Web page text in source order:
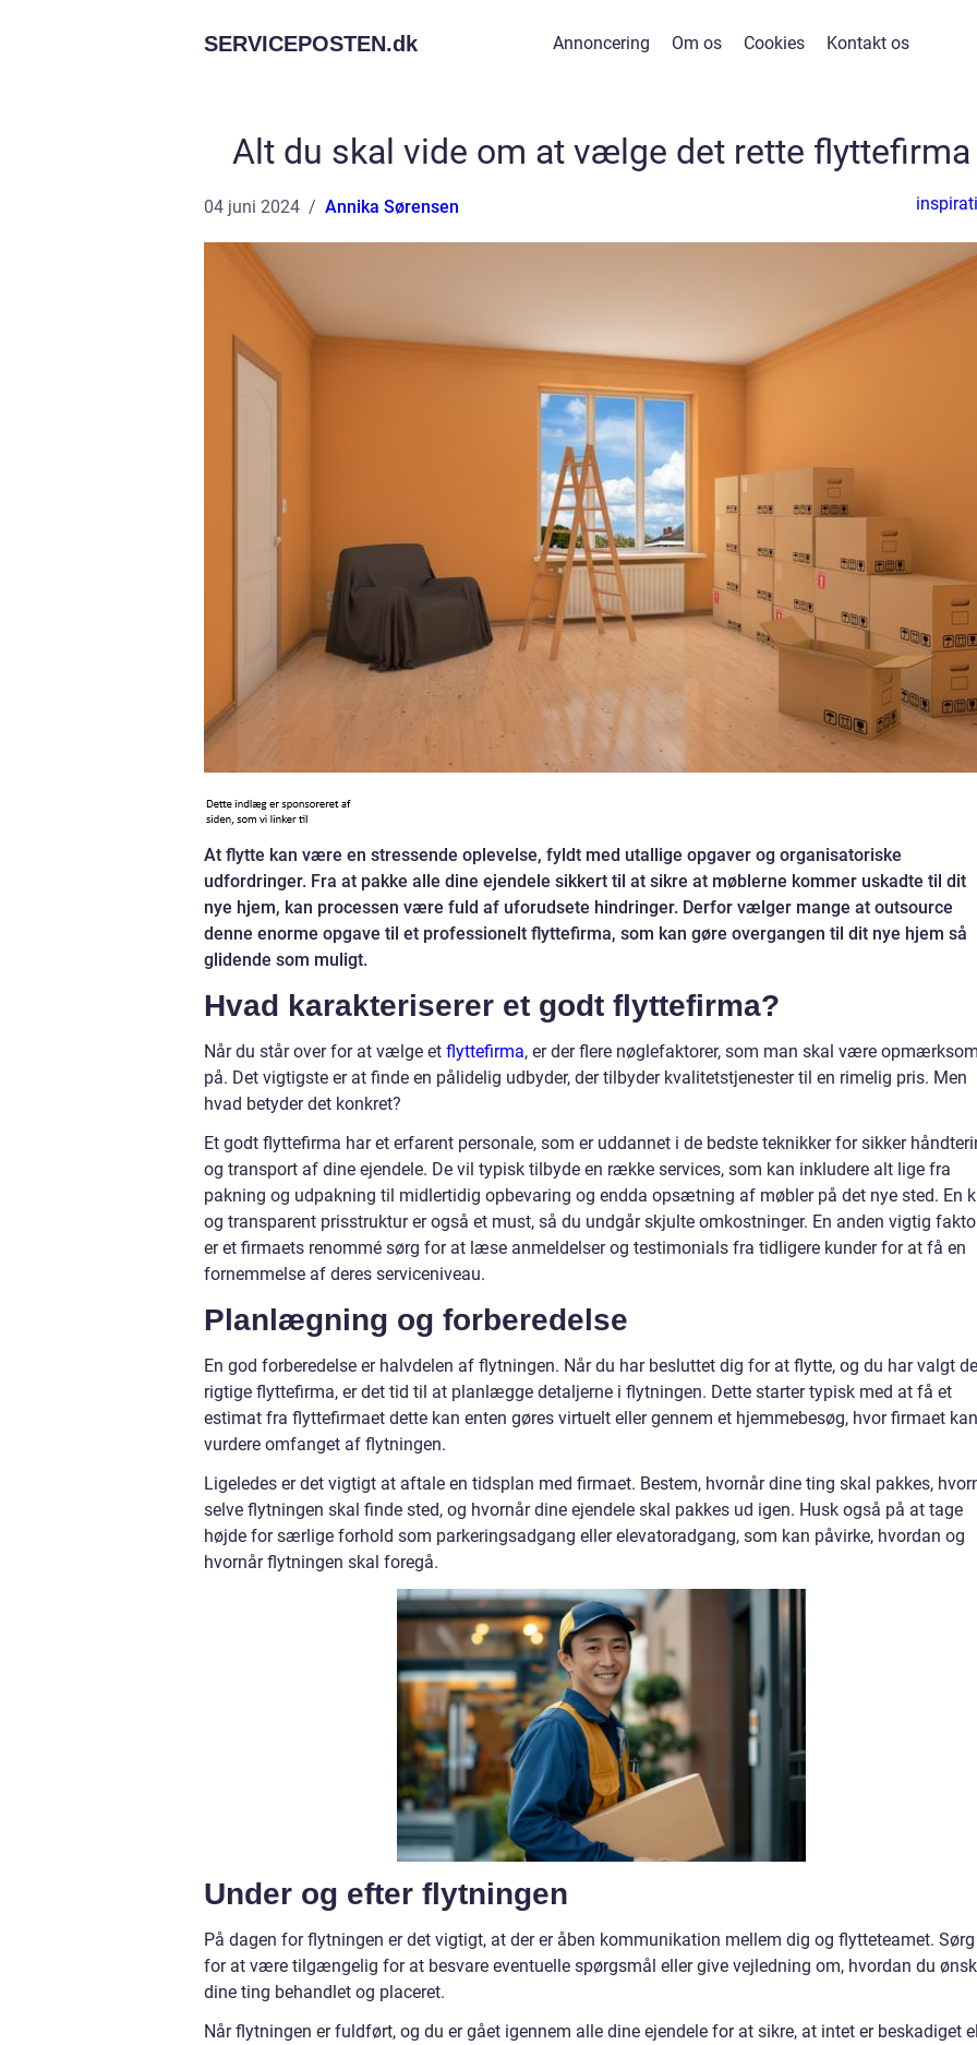
SERVICEPOSTEN.dk Annoncering Om os Cookies Kontakt os
Alt du skal vide om at vælge det rette flyttefirma
04 juni 2024 Annika Sørensen
At flytte kan være en stressende oplevelse, fyldt med utallige opgaver og organisatoriske
udfordringer. Fra at pakke alle dine ejendele sikkert til at sikre at møblerne kommer uskadte til dit
nye hjem, kan processen være fuld af uforudsete hindringer. Derfor vælger mange at outsource
denne enorme opgave til et professionelt flyttefirma, som kan gøre overgangen til dit nye hjem så
glidende som muligt.
Hvad karakteriserer et godt flyttefirma?
Når du står over for at vælge et flyttefirma, er der flere nøglefaktorer, som man skal være
på. Det vigtigste er at finde en pålidelig udbyder, der tilbyder kvalitetstjenester til en rimelig pris. Men
hvad betyder det konkret?
Et godt flyttefirma har et erfarent personale, som er uddannet i de bedste teknikker for sikker
og transport af dine ejendele. De vil typisk tilbyde en række services, som kan inkludere alt lige fra
pakning og udpakning til midlertidig opbevaring og endda opsætning af møbler på det nye sted. En
og transparent prisstruktur er også et must, så du undgår skjulte omkostninger. En anden vigtig
er et firmaets renommé sørg for at læse anmeldelser og testimonials fra tidligere kunder for at få en
fornemmelse af deres serviceniveau.
Planlægning og forberedelse
En god forberedelse er halvdelen af flytningen. Når du har besluttet dig for at flytte, og du har valgt
rigtige flyttefirma, er det tid til at planlægge detaljerne i flytningen. Dette starter typisk med at få et
estimat fra flyttefirmaet dette kan enten gøres virtuelt eller gennem et hjemmebesøg, hvor firmaet kan
vurdere omfanget af flytningen.
Ligeledes er det vigtigt at aftale en tidsplan med firmaet. Bestem, hvornår dine ting skal pakkes,
selve flytningen skal finde sted, og hvornår dine ejendele skal pakkes ud igen. Husk også på at tage
højde for særlige forhold som parkeringsadgang eller elevatoradgang, som kan påvirke, hvordan og
hvornår flytningen skal foregå.
Under og efter flytningen
På dagen for flytningen er det vigtigt, at der er åben kommunikation mellem dig og flytteteamet. Sørg
for at være tilgængelig for at besvare eventuelle spørgsmål eller give vejledning om, hvordan du
dine ting behandlet og placeret.
Når flytningen er fuldført, og du er gået igennem alle dine ejendele for at sikre, at intet er beskadiget